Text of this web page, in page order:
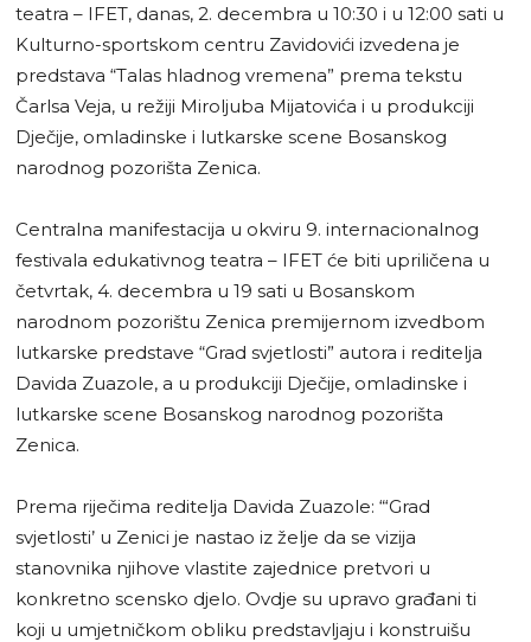
teatra – IFET, danas, 2. decembra u 10:30 i u 12:00 sati u
Kulturno-sportskom centru Zavidovići izvedena je
predstava “Talas hladnog vremena” prema tekstu
Čarlsa Veja, u režiji Miroljuba Mijatovića i u produkciji
Dječije, omladinske i lutkarske scene Bosanskog
narodnog pozorišta Zenica.
Centralna manifestacija u okviru 9. internacionalnog
festivala edukativnog teatra – IFET će biti upriličena u
četvrtak, 4. decembra u 19 sati u Bosanskom
narodnom pozorištu Zenica premijernom izvedbom
lutkarske predstave “Grad svjetlosti” autora i reditelja
Davida Zuazole, a u produkciji Dječije, omladinske i
lutkarske scene Bosanskog narodnog pozorišta
Zenica.
Prema riječima reditelja Davida Zuazole: “‘Grad
svjetlosti’ u Zenici je nastao iz želje da se vizija
stanovnika njihove vlastite zajednice pretvori u
konkretno scensko djelo. Ovdje su upravo građani ti
koji u umjetničkom obliku predstavljaju i konstruišu